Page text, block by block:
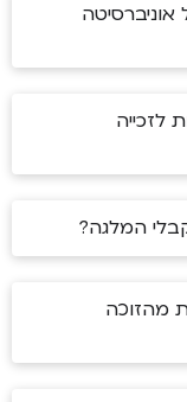
לזכייה
המלגה?
מהזוכה